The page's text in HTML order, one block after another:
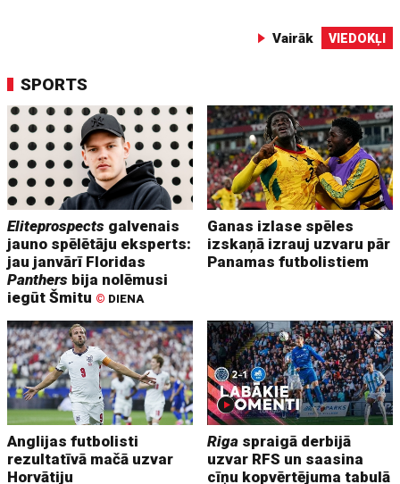
Vairāk VIEDOKĻI
SPORTS
Eliteprospects galvenais
jauno spēlētāju eksperts:
jau janvārī Floridas
Panthers bija nolēmusi
iegūt Šmitu © DIENA
Ganas izlase spēles
izskaņā izrauj uzvaru pār
Panamas futbolistiem
Anglijas futbolisti
rezultatīvā mačā uzvar
Horvātiju
Riga spraigā derbijā
uzvar RFS un saasina
cīņu kopvērtējuma tabulā